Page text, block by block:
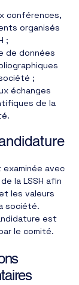
conférences,
organisés
;
de données
;
échanges
de la
avec
la LSSH afin
les valeurs
société.
est
le comité.